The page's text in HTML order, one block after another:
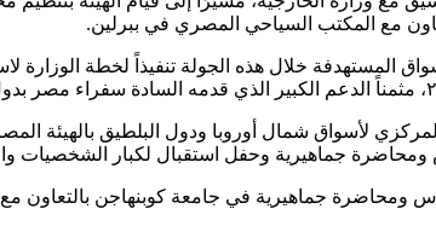
مع المكتب السياحي المصري في ببرلين.
المستهدفة خلال هذه الجولة تنفيذاً لخطة
لأسواق شمال أوروبا ودول البلطيق بالهيئة
ومحاضرة جماهيرية وحفل استقبال لكبار الشخصيات
ومحاضرة جماهيرية في جامعة كوبنهاجن بالتعاون